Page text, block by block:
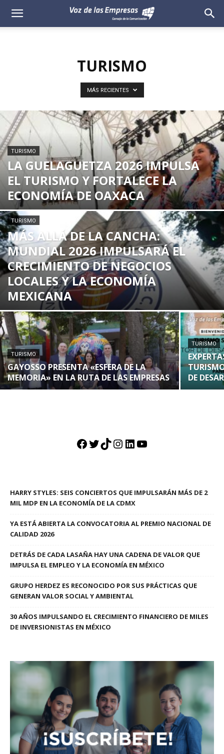
Voz
TURISMO
MÁS RECIENTES
TURISMO
LA GUELAGUETZA 2026 IMPULSA
EL TURISMO Y FORTALECE LA
ECONOMÍA DE OAXACA
TURISMO
MÁS ALLÁ DE LA CANCHA:
MUNDIAL 2026 IMPULSARÁ EL
CRECIMIENTO DE NEGOCIOS
LOCALES Y LA ECONOMÍA
MEXICANA
TURISMO
GAYOSSO PRESENTA «ESFERA DE LA
MEMORIA» EN LA RUTA DE LAS EMPRESAS
TURISMO
DE
Facebook
Twitter
TikTok
Instagram
LinkedIn
YouTube
HARRY STYLES: SEIS CONCIERTOS QUE IMPULSARÁN MÁS DE 2
MIL MDP EN LA ECONOMÍA DE LA CDMX
YA ESTÁ ABIERTA LA CONVOCATORIA AL PREMIO NACIONAL DE
CALIDAD 2026
DETRÁS DE CADA LASAÑA HAY UNA CADENA DE VALOR QUE
IMPULSA EL EMPLEO Y LA ECONOMÍA EN MÉXICO
GRUPO HERDEZ ES RECONOCIDO POR SUS PRÁCTICAS QUE
GENERAN VALOR SOCIAL Y AMBIENTAL
30 AÑOS IMPULSANDO EL CRECIMIENTO FINANCIERO DE MILES
DE INVERSIONISTAS EN MÉXICO